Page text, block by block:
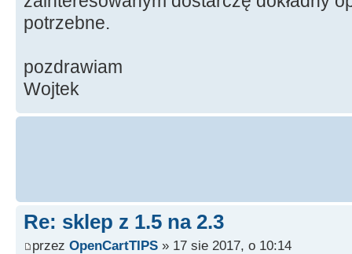
potrzebne.
pozdrawiam
Wojtek
Re: sklep z 1.5 na 2.3
przez OpenCartTIPS » 17 sie 2017, o 10:14